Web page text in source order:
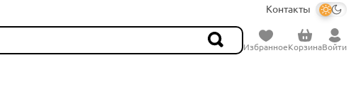
Контакты
ИзбранноеКорзинаВойти